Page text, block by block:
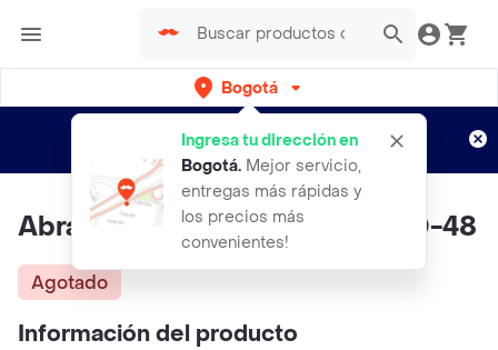
Bogotá
Ingresa tu dirección en
Bogotá. Mejor servicio,
entregas más rápidas y
los precios más
convenientes!
envíos gratis por semanas
Aplican TyC
Abrazadera Taiwan (3 1/2) 3" 30-48
Agotado
Información del producto